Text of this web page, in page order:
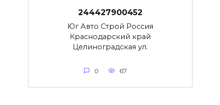
244427900452
Юг Авто Строй Россия
Краснодарский край
Целиноградская ул.
0 67